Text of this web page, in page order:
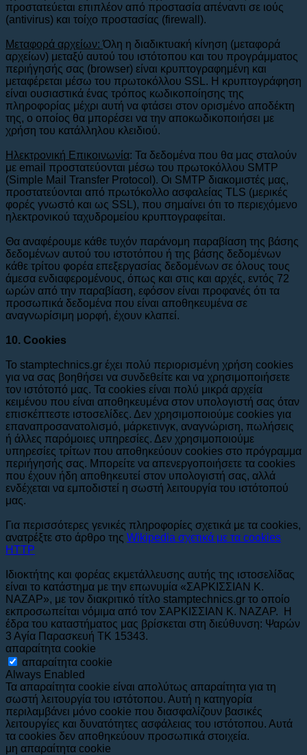
προστατεύεται επιπλέον από προστασία απέναντι σε ιούς
(antivirus) και τοίχο προστασίας (firewall).
Μεταφορά αρχείων:Όλη η διαδικτυακή κίνηση (μεταφορά
αρχείων) μεταξύ αυτού του ιστότοπου και του προγράμματος
περιήγησής σας (browser) είναι κρυπτογραφημένη και
μεταφέρεται μέσω του πρωτοκόλλου SSL. Η κρυπτογράφηση
είναι ουσιαστικά ένας τρόπος κωδικοποίησης της
πληροφορίας μέχρι αυτή να φτάσει στον ορισμένο αποδέκτη
της, ο οποίος θα μπορέσει να την αποκωδικοποιήσει με
χρήση του κατάλληλου κλειδιού.
Ηλεκτρονική Επικοινωνία: Τα δεδομένα που θα μας σταλούν
με email προστατεύονται μέσω του πρωτοκόλλου SMTP
(Simple Mail Transfer Protocol). Οι SMTP διακομιστές μας,
προστατεύονται από πρωτόκολλο ασφαλείας TLS (μερικές
φορές γνωστό και ως SSL), που σημαίνει ότι το περιεχόμενο
ηλεκτρονικού ταχυδρομείου κρυπτογραφείται.
Θα αναφέρουμε κάθε τυχόν παράνομη παραβίαση της βάσης
δεδομένων αυτού του ιστοτόπου ή της βάσης δεδομένων
κάθε τρίτου φορέα επεξεργασίας δεδομένων σε όλους τους
άμεσα ενδιαφερομένους, όπως και στις και αρχές, εντός 72
ωρών από την παραβίαση, εφόσον είναι προφανές ότι τα
προσωπικά δεδομένα που είναι αποθηκευμένα σε
αναγνωρίσιμη μορφή, έχουν κλαπεί.
10. Cookies
Το stamptechnics.gr έχει πολύ περιορισμένη χρήση cookies
για να σας βοηθήσει να συνδεθείτε και να χρησιμοποιήσετε
τον ιστότοπό μας. Τα cookies είναι πολύ μικρά αρχεία
κειμένου που είναι αποθηκευμένα στον υπολογιστή σας όταν
επισκέπτεστε ιστοσελίδες. Δεν χρησιμοποιούμε cookies για
επαναπροσανατολισμό, μάρκετινγκ, αναγνώριση, πωλήσεις
ή άλλες παρόμοιες υπηρεσίες. Δεν χρησιμοποιούμε
υπηρεσίες τρίτων που αποθηκεύουν cookies στο πρόγραμμα
περιήγησής σας. Μπορείτε να απενεργοποιήσετε τα cookies
που έχουν ήδη αποθηκευτεί στον υπολογιστή σας, αλλά
ενδέχεται να εμποδιστεί η σωστή λειτουργία του ιστότοπού
μας.
Για περισσότερες γενικές πληροφορίες σχετικά με τα cookies,
ανατρέξτε στο άρθρο της Wikipedia σχετικά με τα cookies
HTTP
Ιδιοκτήτης και φορέας εκμετάλλευσης αυτής της ιστοσελίδας
είναι το κατάστημα με την επωνυμία «ΣΑΡΚΙΣΣΙΑΝ Κ.
ΝΑΖΑΡ», με τον διακριτικό τίτλο stamptechnics.gr το οποίο
εκπροσωπείται νόμιμα από τον ΣΑΡΚΙΣΣΙΑΝ Κ. ΝΑΖΑΡ. Η
έδρα του καταστήματος μας βρίσκεται στη διεύθυνση: Ψαρών
3 Αγία Παρασκευή ΤΚ 15343.
απαραίτητα cookie
απαραίτητα cookie
Always Enabled
Τα απαραίτητα cookie είναι απολύτως απαραίτητα για τη
σωστή λειτουργία του ιστότοπου. Αυτή η κατηγορία
περιλαμβάνει μόνο cookie που διασφαλίζουν βασικές
λειτουργίες και δυνατότητες ασφάλειας του ιστότοπου. Αυτά
τα cookies δεν αποθηκεύουν προσωπικά στοιχεία.
μη απαραίτητα cookie